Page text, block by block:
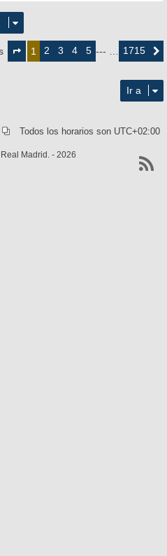
Página
de
1 2 3 4 5 --- … 1715
Ir a
Todos los horarios son UTC+02:00
Madrid. - 2026